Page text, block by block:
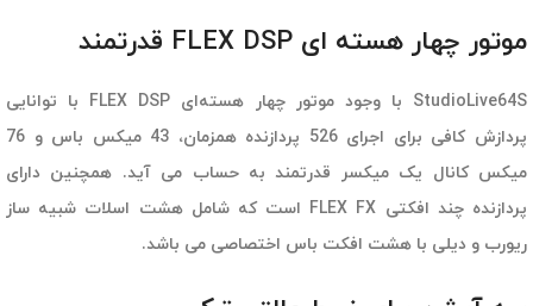
موتور چهار هسته ای FLEX DSP قدرتمند
StudioLive64S با وجود موتور چهار هسته‌ای FLEX DSP با توانایی
پردازش کافی برای اجرای 526 پردازنده همزمان، 43 میکس باس و 76
میکس کانال یک میکسر قدرتمند به حساب می آید. همچنین دارای
پردازنده چند افکتی FLEX FX است که شامل هشت اسلات شبیه ساز
ریورب و دیلی با هشت افکت باس اختصاصی می باشد.